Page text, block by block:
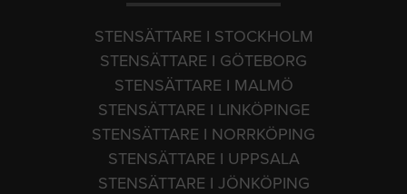
STENSÄTTARE I STOCKHOLM
STENSÄTTARE I GÖTEBORG
STENSÄTTARE I MALMÖ
STENSÄTTARE I LINKÖPINGE
STENSÄTTARE I NORRKÖPING
STENSÄTTARE I UPPSALA
STENSÄTTARE I JÖNKÖPING